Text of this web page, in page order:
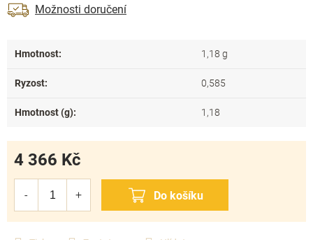
Možnosti doručení
4 366 Kč
Hmotnost: 1,18 g
Ryzost: 0,585
Hmotnost (g): 1,18